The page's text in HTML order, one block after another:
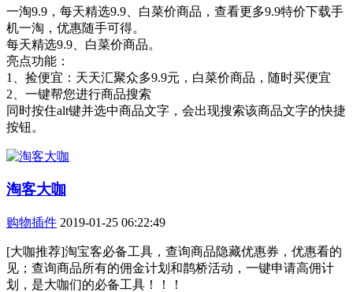
一淘9.9，每天精选9.9、白菜价商品，查看更多9.9特价下载手
机一淘，优惠随手可得。
每天精选9.9、白菜价商品。
亮点功能：
1、捡便宜：天天汇聚众多9.9元，白菜价商品，随时买便宜
2、一键帮您进行商品搜索
同时按住alt键并选中商品文字，会出现搜索该商品文字的快捷
按钮。
淘客大咖
购物插件 2019-01-25 06:22:49
[大咖推荐]淘宝客必备工具，查询商品隐藏优惠券，优惠看的
见；查询商品所有的佣金计划和鹊桥活动，一键申请高佣计
划，是大咖们的必备工具！！！